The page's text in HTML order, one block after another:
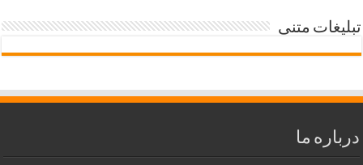
تبلیغات متنی
درباره ما